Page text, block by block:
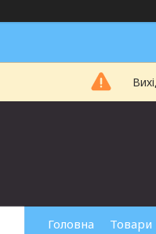
Головна Товари